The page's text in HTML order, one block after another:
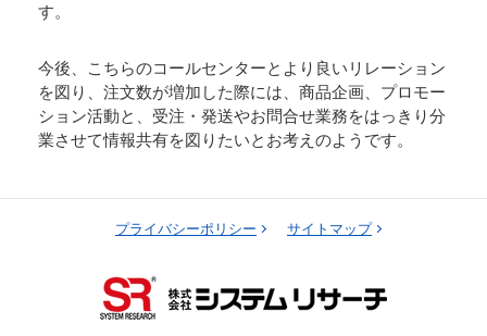
す。
今後、こちらのコールセンターとより良いリレーション
を図り、注文数が増加した際には、商品企画、プロモー
ション活動と、受注・発送やお問合せ業務をはっきり分
業させて情報共有を図りたいとお考えのようです。
プライバシーポリシー サイトマップ